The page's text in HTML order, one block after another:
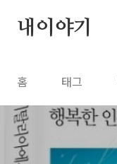
내이야기
홈 태그